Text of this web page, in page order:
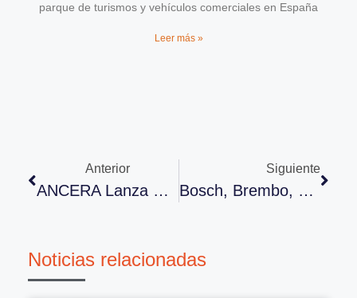
parque de turismos y vehículos comerciales en España
Leer más »
Anterior
ANCERA Lanza Un Mapa Interactivo Para Socios
Siguiente
Bosch, Brembo, Dayco, Hella, Infopro Digital Y MANN Recibirán El Reconocimiento ANCERA Partner
Noticias relacionadas